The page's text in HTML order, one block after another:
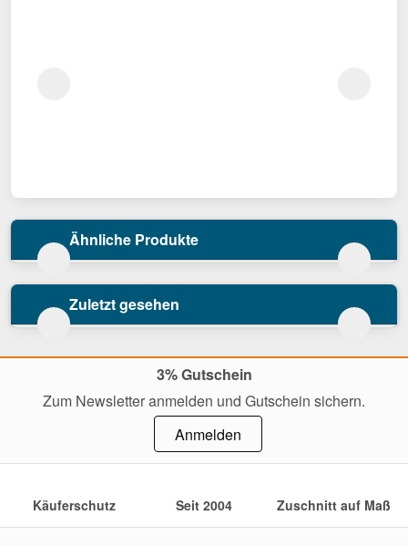
Ähnliche Produkte
Zuletzt gesehen
3% Gutschein
Zum Newsletter anmelden und Gutschein sichern.
Anmelden
Käuferschutz Seit 2004 Zuschnitt auf Maß